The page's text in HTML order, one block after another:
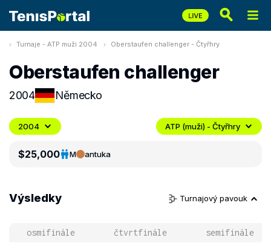
Turnaje - ATP muži 2004 Oberstaufen challenger - Čtyřhry
Oberstaufen challenger
2004 Německo
2004 ATP (muži) - Čtyřhry
$25,000 M antuka
Výsledky Turnajový pavouk
osmifinále čtvrtfinále semifinále